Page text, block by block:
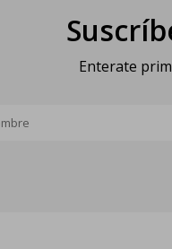
Enterate